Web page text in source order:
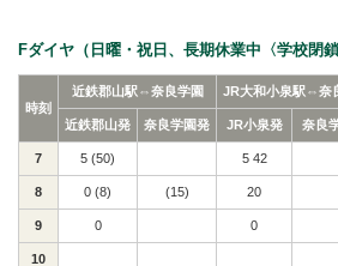
Fダイヤ（日曜・祝日、長期休業中〈学校閉
時刻
近鉄郡山駅⇔奈良学園 JR大和小泉駅⇔奈
近鉄郡山発 奈良学園発 JR小泉発 奈良
7 5 (50) 5 42
8 0 (8) (15) 20
9 0 0
10